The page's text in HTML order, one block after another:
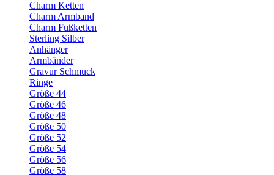
Charm Ketten
Charm Armband
Charm Fußketten
Sterling Silber
Anhänger
Armbänder
Gravur Schmuck
Ringe
Größe 44
Größe 46
Größe 48
Größe 50
Größe 52
Größe 54
Größe 56
Größe 58